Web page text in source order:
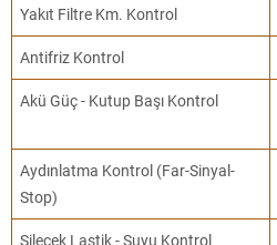
Yakıt Filtre Km. Kontrol
Antifriz Kontrol
Akü Güç - Kutup Başı Kontrol
Aydınlatma Kontrol (Far-Sinyal-
Stop)
Silecek Lastik - Suyu Kontrol